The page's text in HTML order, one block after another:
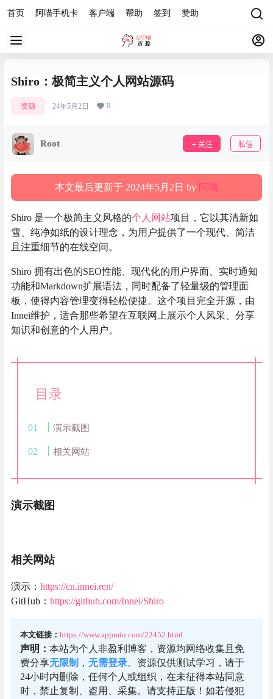
首页 阿喵手机卡 客户端 帮助 签到 赞助
Shiro：极简主义个人网站源码
资源 24年5月2日 0
Root 关注 私信
本文最后更新于 2024年5月2日 by 阿喵
Shiro 是一个极简主义风格的个人网站项目，它以其清新如
雪、纯净如纸的设计理念，为用户提供了一个现代、简洁
且注重细节的在线空间。
Shiro 拥有出色的SEO性能、现代化的用户界面、实时通知
功能和Markdown扩展语法，同时配备了轻量级的管理面
板，使得内容管理变得轻松便捷。这个项目完全开源，由
Innei维护，适合那些希望在互联网上展示个人风采、分享
知识和创意的个人用户。
目录
演示截图
相关网站
演示截图
相关网站
演示： https://cn.innei.ren/
GitHub： https://github.com/Innei/Shiro
本文链接： https://www.appmiu.com/22452.html
声明： 本站为个人非盈利博客，资源均网络收集且免
费分享无限制 ， 无需登录。资源仅供测试学习，请于
24小时内删除，任何个人或组织，在未征得本站同意
时，禁止复制、盗用、采集。请支持正版！如若侵犯